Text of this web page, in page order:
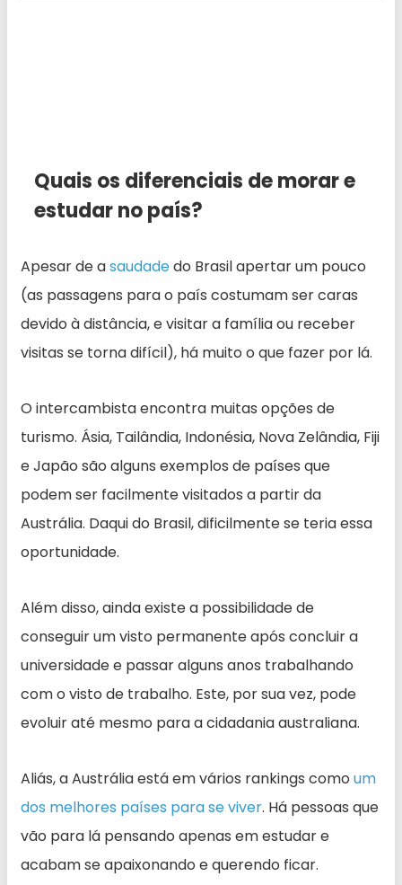
Quais os diferenciais de morar e
estudar no país?
Apesar de asaudadedo Brasil apertar um pouco
(as passagens para o país costumam ser caras
devido à distância, e visitar a família ou receber
visitas se torna difícil), há muito o que fazer por lá.
O intercambista encontra muitas opções de
turismo. Ásia, Tailândia, Indonésia, Nova Zelândia, Fiji
e Japão são alguns exemplos de países que
podem ser facilmente visitados a partir da
Austrália. Daqui do Brasil, dificilmente se teria essa
oportunidade.
Além disso, ainda existe a possibilidade de
conseguir um visto permanente após concluir a
universidade e passar alguns anos trabalhando
com o visto de trabalho. Este, por sua vez, pode
evoluir até mesmo para a cidadania australiana.
Aliás, a Austrália está em vários rankings como um
dos melhores países para se viver. Há pessoas que
vão para lá pensando apenas em estudar e
acabam se apaixonando e querendo ficar.